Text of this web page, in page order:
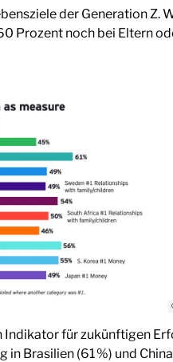
der Generation Z.
Prozent noch bei Eltern
Indikator für zukünftigen
Brasilien (61 %) und